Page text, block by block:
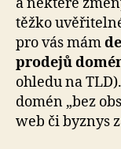
a některé
těžko
pro vás mám
prodejů
ohledu na
domén „bez
web či byznys